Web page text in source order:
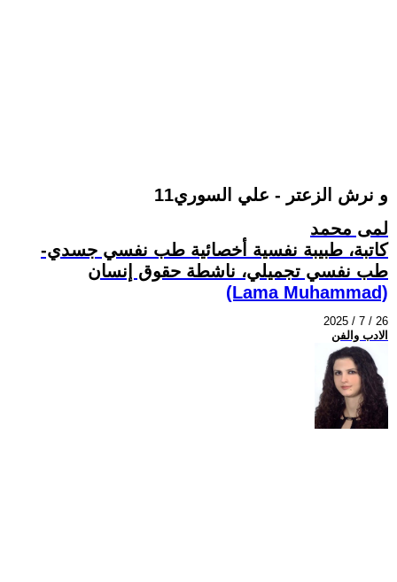
و نرش الزعتر - علي السوري11
لمى محمد
كاتبة، طبيبة نفسية أخصائية طب نفسي جسدي-
طب نفسي تجميلي، ناشطة حقوق إنسان
(Lama Muhammad)
2025 / 7 / 26
الادب والفن